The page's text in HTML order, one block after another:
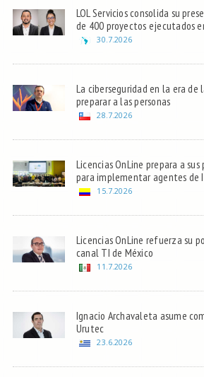
LOL Servicios consolida su
de 400 proyectos ejecutados
30.7.2026
La ciberseguridad en la era de
preparar a las personas
28.7.2026
Licencias OnLine prepara a
para implementar agentes de
15.7.2026
Licencias OnLine refuerza su
canal TI de México
11.7.2026
Ignacio Archavaleta asume
Urutec
23.6.2026